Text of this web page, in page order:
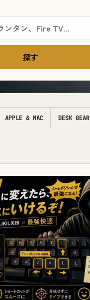
探す
APPLE & MAC DESK GEAR